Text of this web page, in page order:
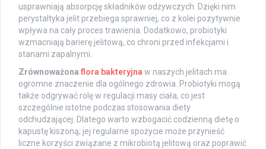
usprawniają absorpcję składników odżywczych. Dzięki nim
perystaltyka jelit przebiega sprawniej, co z kolei pozytywnie
wpływa na cały proces trawienia. Dodatkowo, probiotyki
wzmacniają barierę jelitową, co chroni przed infekcjami i
stanami zapalnymi.
Zrównoważona flora bakteryjna w naszych jelitach ma
ogromne znaczenie dla ogólnego zdrowia. Probiotyki mogą
także odgrywać rolę w regulacji masy ciała, co jest
szczególnie istotne podczas stosowania diety
odchudzającej. Dlatego warto wzbogacić codzienną dietę o
kapustę kiszoną; jej regularne spożycie może przynieść
liczne korzyści związane z mikrobiotą jelitową oraz poprawić